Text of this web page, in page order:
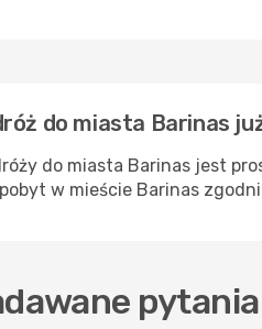
do miasta Barinas
do miasta Barinas jest
w mieście Barinas